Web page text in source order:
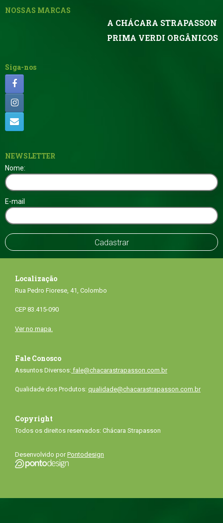
NOSSAS MARCAS
A CHÁCARA STRAPASSON
PRIMA VERDI ORGÂNICOS
Siga-nos
NEWSLETTER
Nome:
E-mail
Localização
Rua Pedro Fiorese, 41, Colombo
CEP 83.415-090
Ver no mapa.
Fale Conosco
Assuntos Diversos: fale@chacarastrapasson.com.br
Qualidade dos Produtos: qualidade@chacarastrapasson.com.br
Copyright
Todos os direitos reservados: Chácara Strapasson
Desenvolvido porPontodesign